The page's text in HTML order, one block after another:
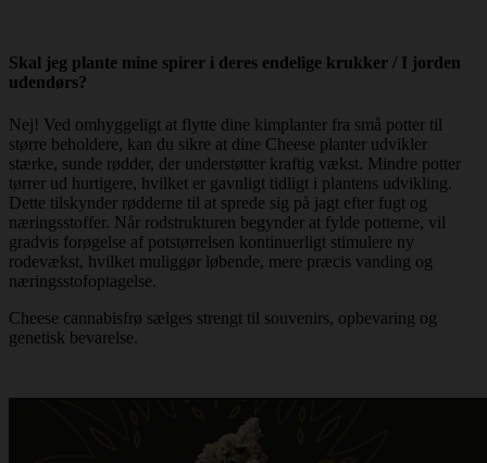
Skal jeg plante mine spirer i deres endelige krukker / I jorden
udendørs?
Nej! Ved omhyggeligt at flytte dine kimplanter fra små potter til
større beholdere, kan du sikre at dine Cheese planter udvikler
stærke, sunde rødder, der understøtter kraftig vækst. Mindre potter
tørrer ud hurtigere, hvilket er gavnligt tidligt i plantens udvikling.
Dette tilskynder rødderne til at sprede sig på jagt efter fugt og
næringsstoffer. Når rodstrukturen begynder at fylde potterne, vil
gradvis forøgelse af potstørrelsen kontinuerligt stimulere ny
rodevækst, hvilket muliggør løbende, mere præcis vanding og
næringsstofoptagelse.
Cheese cannabisfrø sælges strengt til souvenirs, opbevaring og
genetisk bevarelse.